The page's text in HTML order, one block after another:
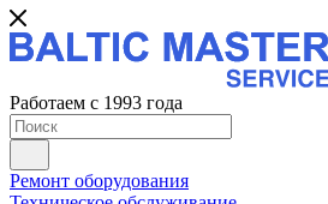
Работаем с 1993 года
Ремонт оборудования